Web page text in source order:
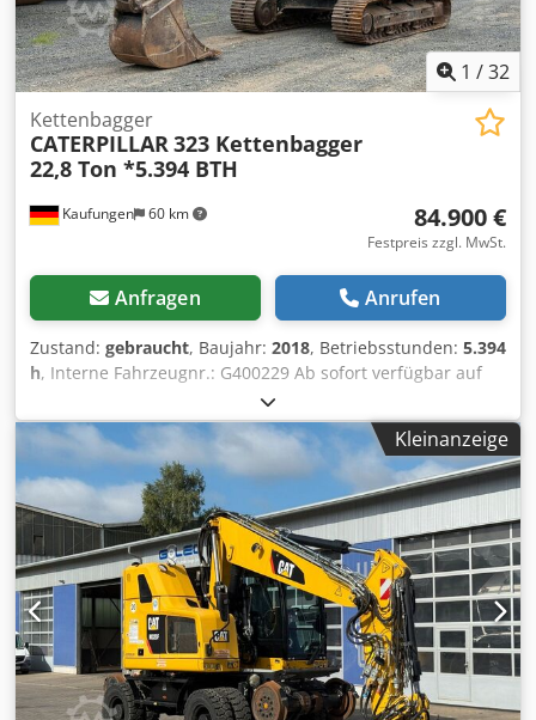
1 /32
Kaufungen 60 km
Kettenbagger
CATERPILLAR323 Kettenbagger
22,8 Ton *5.394 BTH
84.900 €
Festpreis zzgl. MwSt.
Anfragen Anrufen
Zustand: gebraucht, Baujahr: 2018, Betriebsstunden: 5.394
h, Interne Fahrzeugnr.: G400229 Ab sofort verfügbar auf
unserem Hof in Kaufungen. Mehr INFO unter: * Luis
Lucena * Viktoria Sologubova Deutsch CAT 323
Kettenbagger | 22,8 t | Baujahr 2018 | 5.394
Betriebsstunden Zum Verkauf steht ein gebrauchter CAT
323 Kettenbagger aus dem Baujahr 2018. Mit einem
Betriebsgewicht von 22.800 kg eignet sich die Maschine
ideal für Erdbewegungs-, Tiefbau-, Abbruch- und
Baustellenarbeiten. Technische Daten: * Hersteller/Modell:
CAT 323 Dcjdpfozn D Rgsx Ac Eek * Fahrzeugart:
Kettenbagger * Baujahr: 2018 * Betriebsstunden: 5.394
Std. * Betriebsgewicht: 22.800 kg * Fahrzeugnummer:
G400229 * Ausstattung: Schnellwechseleinrichtung *
Zustand: Gebraucht Besichtigung nach vorheriger
Kleinanzeige